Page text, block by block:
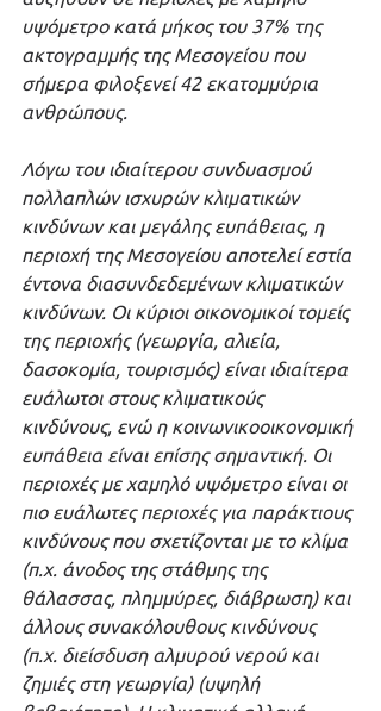
υψόμετρο κατά μήκος του 37% της
ακτογραμμής της Μεσογείου που
σήμερα φιλοξενεί 42 εκατομμύρια
ανθρώπους.
Λόγω του ιδιαίτερου συνδυασμού
πολλαπλών ισχυρών κλιματικών
κινδύνων και μεγάλης ευπάθειας, η
περιοχή της Μεσογείου αποτελεί εστία
έντονα διασυνδεδεμένων κλιματικών
κινδύνων. Οι κύριοι οικονομικοί τομείς
της περιοχής (γεωργία, αλιεία,
δασοκομία, τουρισμός) είναι ιδιαίτερα
ευάλωτοι στους κλιματικούς
κινδύνους, ενώ η κοινωνικοοικονομική
ευπάθεια είναι επίσης σημαντική. Οι
περιοχές με χαμηλό υψόμετρο είναι οι
πιο ευάλωτες περιοχές για παράκτιους
κινδύνους που σχετίζονται με το κλίμα
(π.χ. άνοδος της στάθμης της
θάλασσας, πλημμύρες, διάβρωση) και
άλλους συνακόλουθους κινδύνους
(π.χ. διείσδυση αλμυρού νερού και
ζημιές στη γεωργία) (υψηλή